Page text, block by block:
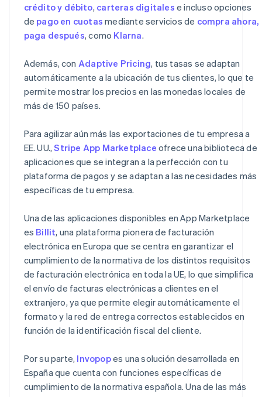
crédito y débito, carteras digitales e incluso opciones
de pago en cuotas mediante servicios de compra ahora,
paga después, como Klarna.
Además, con Adaptive Pricing, tus tasas se adaptan
automáticamente a la ubicación de tus clientes, lo que te
permite mostrar los precios en las monedas locales de
más de 150 países.
Para agilizar aún más las exportaciones de tu empresa a
EE. UU.,Stripe App Marketplace ofrece una biblioteca de
aplicaciones que se integran a la perfección con tu
plataforma de pagos y se adaptan a las necesidades más
específicas de tu empresa.
Una de las aplicaciones disponibles en App Marketplace
es Billit, una plataforma pionera de facturación
electrónica en Europa que se centra en garantizar el
cumplimiento de la normativa de los distintos requisitos
de facturación electrónica en toda la UE, lo que simplifica
el envío de facturas electrónicas a clientes en el
extranjero, ya que permite elegir automáticamente el
formato y la red de entrega correctos establecidos en
función de la identificación fiscal del cliente.
Por su parte, Invopopes una solución desarrollada en
España que cuenta con funciones específicas de
cumplimiento de la normativa española. Una de las más